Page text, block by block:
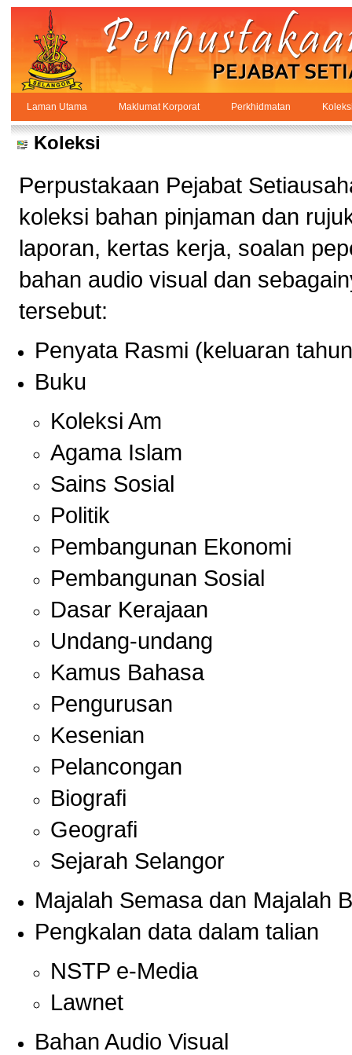
Skip to Content
PPSUKSEL
Koleksi
Laman Utama Maklumat Korporat Perkhidmatan
Koleksi
Perpustakaan Pejabat
koleksi bahan pinjaman dan
laporan, kertas kerja, soalan
bahan audio visual dan
tersebut:
Penyata Rasmi (keluaran
Buku
Koleksi Am
Agama Islam
Sains Sosial
Politik
Pembangunan Ekonomi
Pembangunan Sosial
Dasar Kerajaan
Undang-undang
Kamus Bahasa
Pengurusan
Kesenian
Pelancongan
Biografi
Geografi
Sejarah Selangor
Majalah Semasa dan Majalah
Pengkalan data dalam talian
NSTP e-Media
Lawnet
Bahan Audio Visual